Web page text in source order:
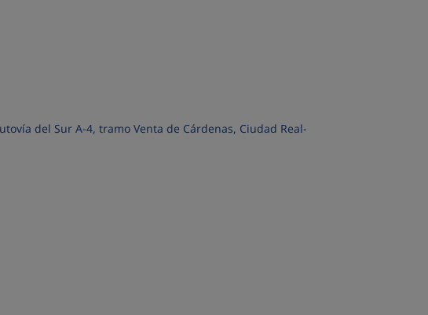
del Sur A-4, tramo Venta de Cárdenas, Ciudad Real-